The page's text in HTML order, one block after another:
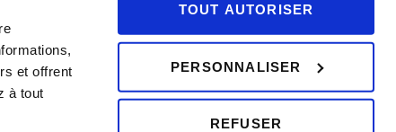
et offrent
à tout
TOUT AUTORISER
PERSONNALISER
REFUSER